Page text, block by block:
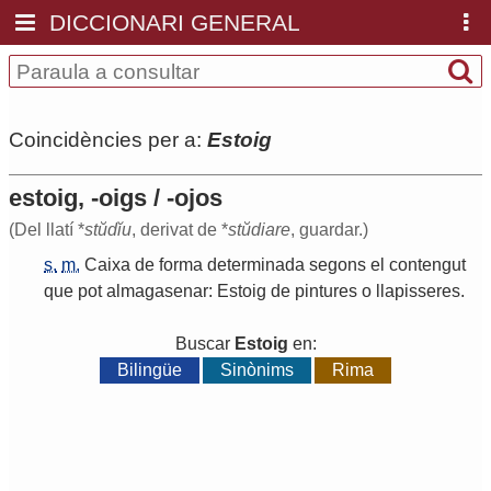
DICCIONARI GENERAL
Coincidències per a: Estoig
estoig, -oigs / -ojos
(Del llatí *stŭdĭu, derivat de *stŭdiare, guardar.)
s. m. Caixa de forma determinada segons el contengut
que pot almagasenar: Estoig de pintures o llapisseres.
Buscar Estoig en:
Bilingüe
Sinònims Rima